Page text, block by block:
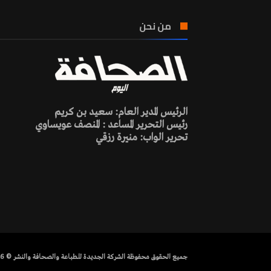
من نحن
الرئيس المدير العام: سعيد بن كريم
رئيس التحرير المساعد : المنصف عويساوي
تحرير الواب: منيرة رزقي
جميع الحقوق محفوظة الشركة الجديدة للطباعة والصحافة والنشر © 2026